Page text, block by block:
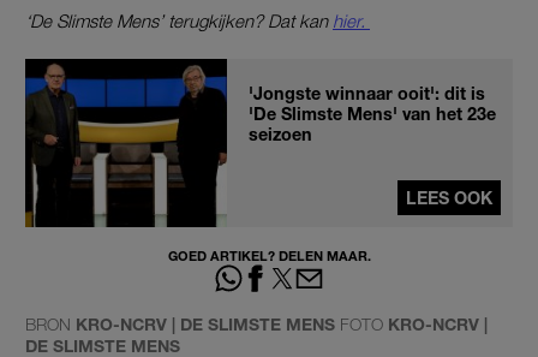
‘De Slimste Mens’ terugkijken? Dat kan hier.
'Jongste winnaar ooit': dit is
'De Slimste Mens' van het 23e
seizoen
LEES OOK
GOED ARTIKEL? DELEN MAAR.
BRON KRO-NCRV | DE SLIMSTE MENS FOTO KRO-NCRV |
DE SLIMSTE MENS